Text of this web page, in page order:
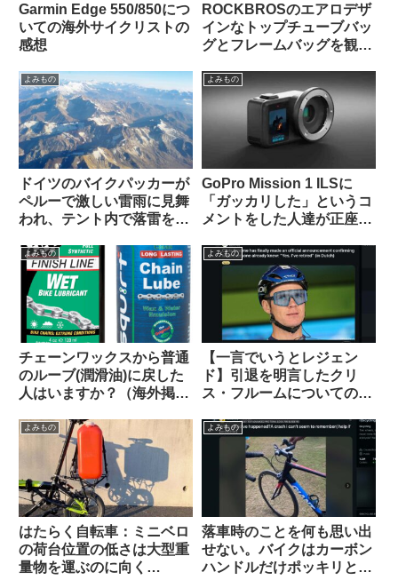
Garmin Edge 550/850につ
いての海外サイクリストの
感想
ROCKBROSのエアロデザ
インなトップチューブバッ
グとフレームバッグを観察
よみもの
ドイツのバイクパッカーが
ペルーで激しい雷雨に見舞
われ、テント内で落雷を受
から）
よみもの
GoPro Mission 1 ILSに
「ガッカリした」というコ
メントをした人達が正座さ
ッドを海外掲示板で発見
よみもの
チェーンワックスから普通
のルーブ(潤滑油)に戻した
人はいますか？（海外掲示
よみもの
【一言でいうとレジェン
ド】引退を明言したクリ
ス・フルームについての海
る
よみもの
はたらく自転車：ミニベロ
の荷台位置の低さは大型重
量物を運ぶのに向く
よみもの
落車時のことを何も思い出
せない。バイクはカーボン
ハンドルだけポッキリと。